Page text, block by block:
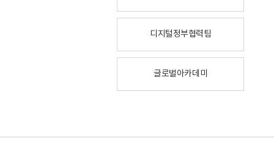
디지털정부협력팀
글로벌아카데미